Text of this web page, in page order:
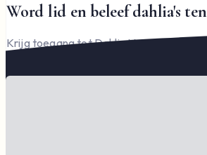
Word lid en beleef dahlia's
Krijg toegang tot Dahlia Varia,